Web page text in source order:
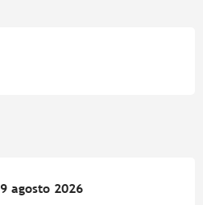
9 agosto 2026
9 agosto 2026